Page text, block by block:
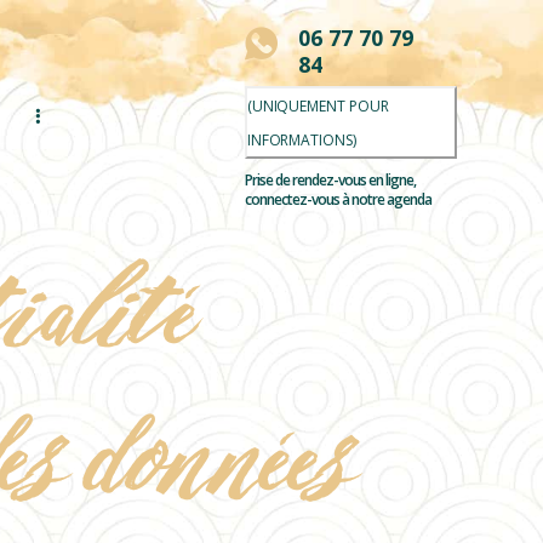
06 77 70 79
84
(UNIQUEMENT POUR
INFORMATIONS)
Prise de rendez-vous en ligne,
connectez-vous à notre agenda
données